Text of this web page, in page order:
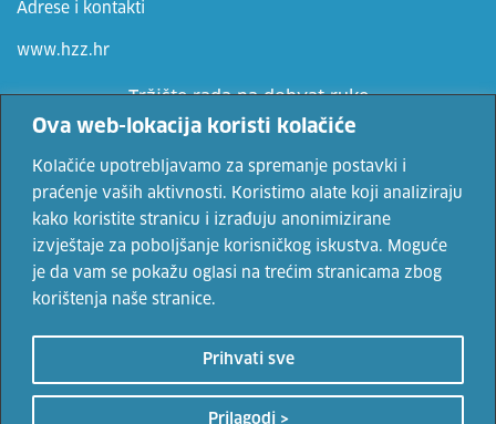
Ova web-lokacija koristi kolačiće
Kolačiće upotrebljavamo za spremanje postavki i
praćenje vaših aktivnosti. Koristimo alate koji analiziraju
kako koristite stranicu i izrađuju anonimizirane
izvještaje za poboljšanje korisničkog iskustva. Moguće
je da vam se pokažu oglasi na trećim stranicama zbog
korištenja naše stranice.
Prilagodi >
Prihvati sve
Adrese i kontakti
www.hzz.hr
Tržište rada na dohvat ruke
Ne propusti priliku, prijavi se
privatnosti.